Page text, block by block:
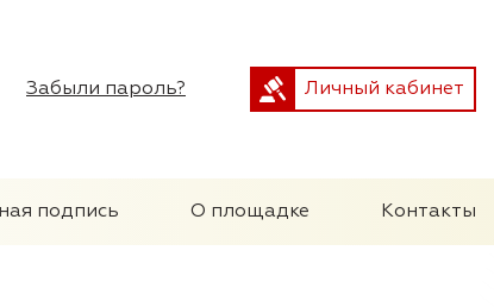
Забыли пароль? Личный кабинет
подпись О площадке Контакты